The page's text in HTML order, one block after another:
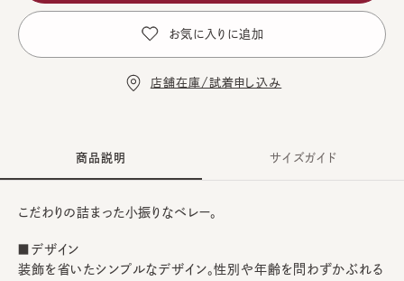
お気に入りに追加
店舗在庫/試着申し込み
商品説明
こだわりの詰まった小振りなベレー。
■デザイン
装飾を省いたシンプルなデザイン。性別や年齢を問わずかぶれる
サイズガイド